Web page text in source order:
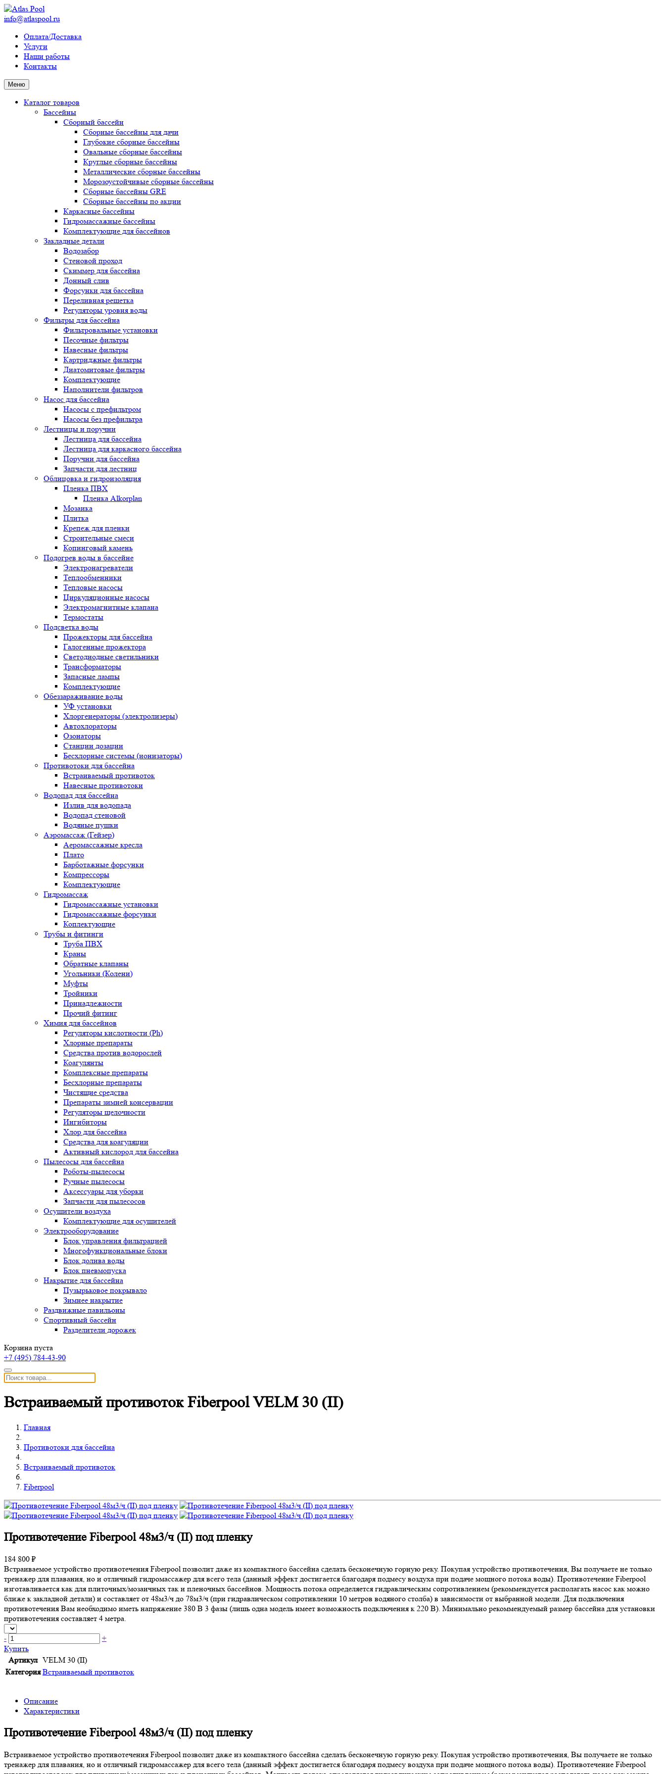
info@atlaspool.ru
Оплата/Доставка
Услуги
Наши работы
Контакты
Меню
Каталог товаров
Бассейны
Сборный бассейн
Сборные бассейны для дачи
Глубокие сборные бассейны
Овальные сборные бассейны
Круглые сборные бассейны
Металлические сборные бассейны
Морозоустойчивые сборные бассейны
Сборные бассейны GRE
Сборные бассейны по акции
Каркасные бассейны
Гидромассажные бассейны
Комплектующие для бассейнов
Закладные детали
Водозабор
Стеновой проход
Скиммер для бассейна
Донный слив
Форсунки для бассейна
Переливная решетка
Регуляторы уровня воды
Фильтры для бассейна
Фильтровальные установки
Песочные фильтры
Навесные фильтры
Картриджные фильтры
Диатомитовые фильтры
Комплектующие
Наполнители фильтров
Насос для бассейна
Насосы с префильтром
Насосы без префильтра
Лестницы и поручни
Лестница для бассейна
Лестница для каркасного бассейна
Поручни для бассейна
Запчасти для лестниц
Облицовка и гидроизоляция
Пленка ПВХ
Пленка Alkorplan
Мозаика
Плитка
Крепеж для пленки
Строительные смеси
Копинговый камень
Подогрев воды в бассейне
Электронагреватели
Теплообменники
Тепловые насосы
Циркуляционные насосы
Электромагнитные клапана
Термостаты
Подсветка воды
Прожекторы для бассейна
Галогенные прожектора
Светодиодные светильники
Трансформаторы
Запасные лампы
Комплектующие
Обеззараживание воды
УФ установки
Хлоргенераторы (электролизеры)
Автохлораторы
Озонаторы
Станции дозации
Бесхлорные системы (ионизаторы)
Противотоки для бассейна
Встраиваемый противоток
Навесные противотоки
Водопад для бассейна
Излив для водопада
Водопад стеновой
Водяные пушки
Аэромассаж (Гейзер)
Аеромассажные кресла
Плато
Барботажные форсунки
Компрессоры
Комплектующие
Гидромассаж
Гидромассажные установки
Гидромассажные форсунки
Коплектующие
Трубы и фитинги
Труба ПВХ
Краны
Обратные клапаны
Угольники (Колени)
Муфты
Тройники
Принадлежности
Прочий фитинг
Химия для бассейнов
Регуляторы кислотности (Ph)
Хлорные препараты
Средства против водорослей
Коагулянты
Комплексные препараты
Бесхлорные препараты
Чистящие средства
Препараты зимней консервации
Регуляторы щелочности
Ингибиторы
Хлор для бассейна
Средства для коагуляции
Активный кислород для бассейна
Пылесосы для бассейна
Роботы-пылесосы
Ручные пылесосы
Аксессуары для уборки
Запчасти для пылесосов
Осушители воздуха
Комплектующие для осушителей
Электрооборудование
Блок управления фильтрацией
Многофункциональные блоки
Блок долива воды
Блок пневмопуска
Накрытие для бассейна
Пузырьковое покрывало
Зимнее накрытие
Раздвижные павильоны
Спортивный бассейн
Разделители дорожек
Корзина пуста
+7 (495) 784-43-90
Встраиваемый противоток Fiberpool VELM 30 (II)
Главная
Противотоки для бассейна
Встраиваемый противоток
Fiberpool
Противотечение Fiberpool 48м3/ч (II) под пленку
184 800 ₽
Встраиваемое устройство противотечения Fiberpool позволит даже из компактного бассейна сделать бесконечную горную реку. Покупая устройство противотечения, Вы получаете не только
тренажер для плавания, но и отличный гидромассажер для всего тела (данный эффект достигается благодаря подмесу воздуха при подаче мощного потока воды). Противотечение Fiberpool
изготавливается как для плиточных/мозаичных так и пленочных бассейнов. Мощность потока определяется гидравлическим сопротивлением (рекоммендуется располагать насос как можно
ближе к закладной детали) и составляет от 48м3/ч до 78м3/ч (при гидравлическом сопротивлении 10 метров водяного столба) в зависимости от выбранной модели. Для подключения
противотечения Вам необходимо иметь напряжение 380 В 3 фазы (лишь одна модель имеет возможность подключения к 220 В). Минимально рекоммендуемый размер бассейна для установки
противотечения составляет 4 метра.
-
+
Купить
Артикул VELM 30 (II)
Категория Встраиваемый противоток
Описание
Характеристики
Противотечение Fiberpool 48м3/ч (II) под пленку
Встраиваемое устройство противотечения Fiberpool позволит даже из компактного бассейна сделать бесконечную горную реку. Покупая устройство противотечения, Вы получаете не только
тренажер для плавания, но и отличный гидромассажер для всего тела (данный эффект достигается благодаря подмесу воздуха при подаче мощного потока воды). Противотечение Fiberpool